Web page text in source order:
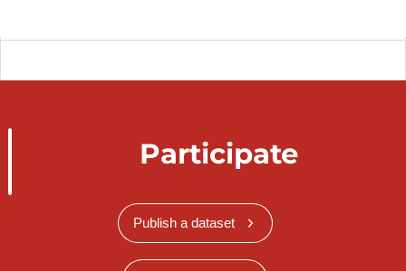
Participate
Publish a dataset